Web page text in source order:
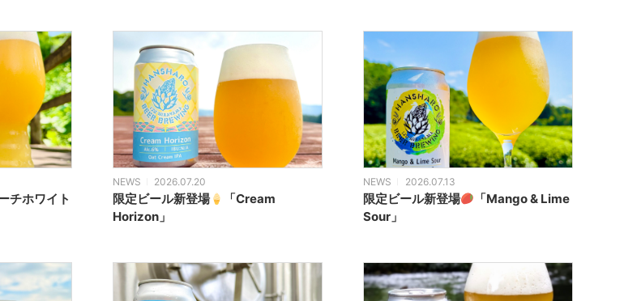
チホワイト
NEWS 2026.07.20
限定ビール新登場
「Cream
Horizon」
NEWS 2026.07.13
限定ビール新登場
「Mango & Lime
Sour」